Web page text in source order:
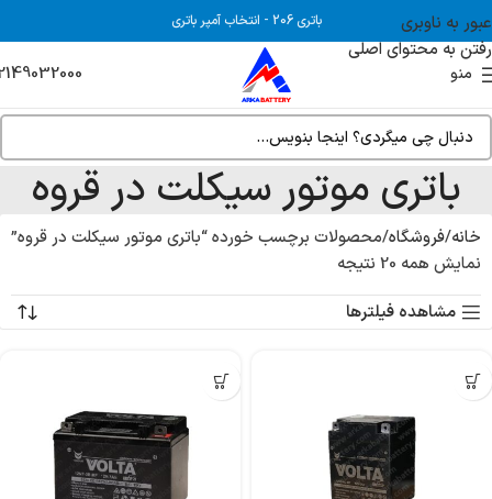
عبور به ناوبری
رفتن به محتوای اصلی
باتری 206 - انتخاب آمپر باتری
منو
باتری موتور سیکلت در قروه
خانه فروشگاه محصولات برچسب خورده “باتری موتور سیکلت در قروه”
نمایش همه 20 نتیجه
مشاهده فیلترها